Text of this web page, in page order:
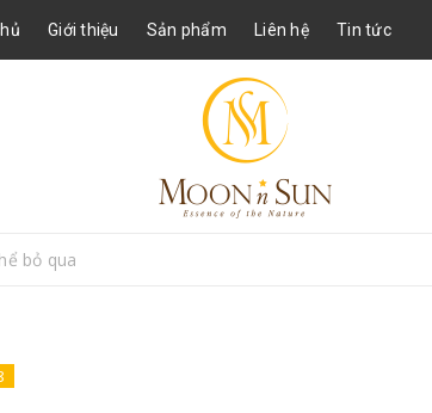
Giới thiệu Sản phẩm Liên hệ Tin tức
bỏ qua